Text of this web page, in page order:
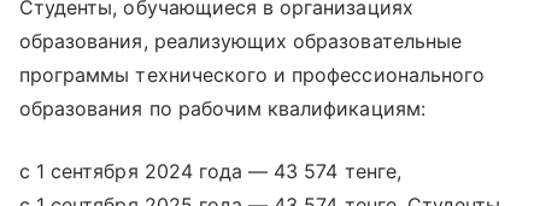
Студенты, обучающиеся в организациях
образования, реализующих образовательные
программы технического и профессионального
образования по рабочим квалификациям:
с 1 сентября 2024 года — 43 574 тенге,